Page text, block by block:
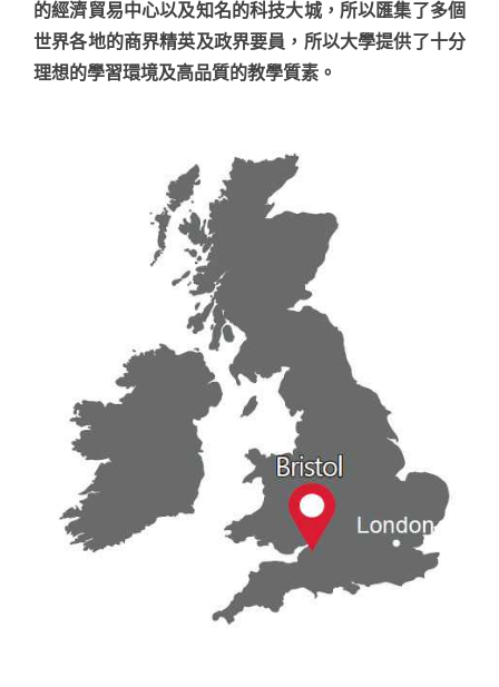
的經濟貿易中心以及知名的科技大城，所以匯集了多個
世界各地的商界精英及政界要員，所以大學提供了十分
理想的學習環境及高品質的教學質素。